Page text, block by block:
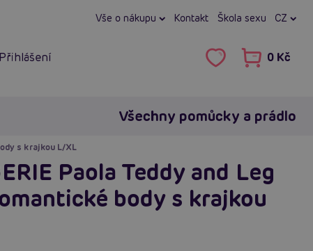
Vše o nákupu Kontakt Škola sexu CZ
Přihlášení 0 Kč
Všechny pomůcky a prádlo
s krajkou L/XL
Paola Teddy and Leg
body s krajkou